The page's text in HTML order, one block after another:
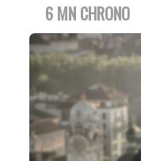
6 MN CHRONO